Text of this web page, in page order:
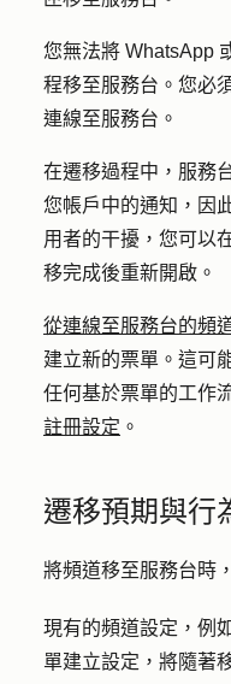
您無法將 WhatsApp
程移至服務台。您必
連線至服務台。
在遷移過程中，服務
您帳戶中的通知，因
用者的干擾，您可以
移完成後重新開啟。
從連線至服務台的頻
建立新的票單。這可
任何基於票單的工作
註冊設定 。
遷移預期與行
將頻道移至服務台時
現有的頻道設定，例
單建立設定，將隨著